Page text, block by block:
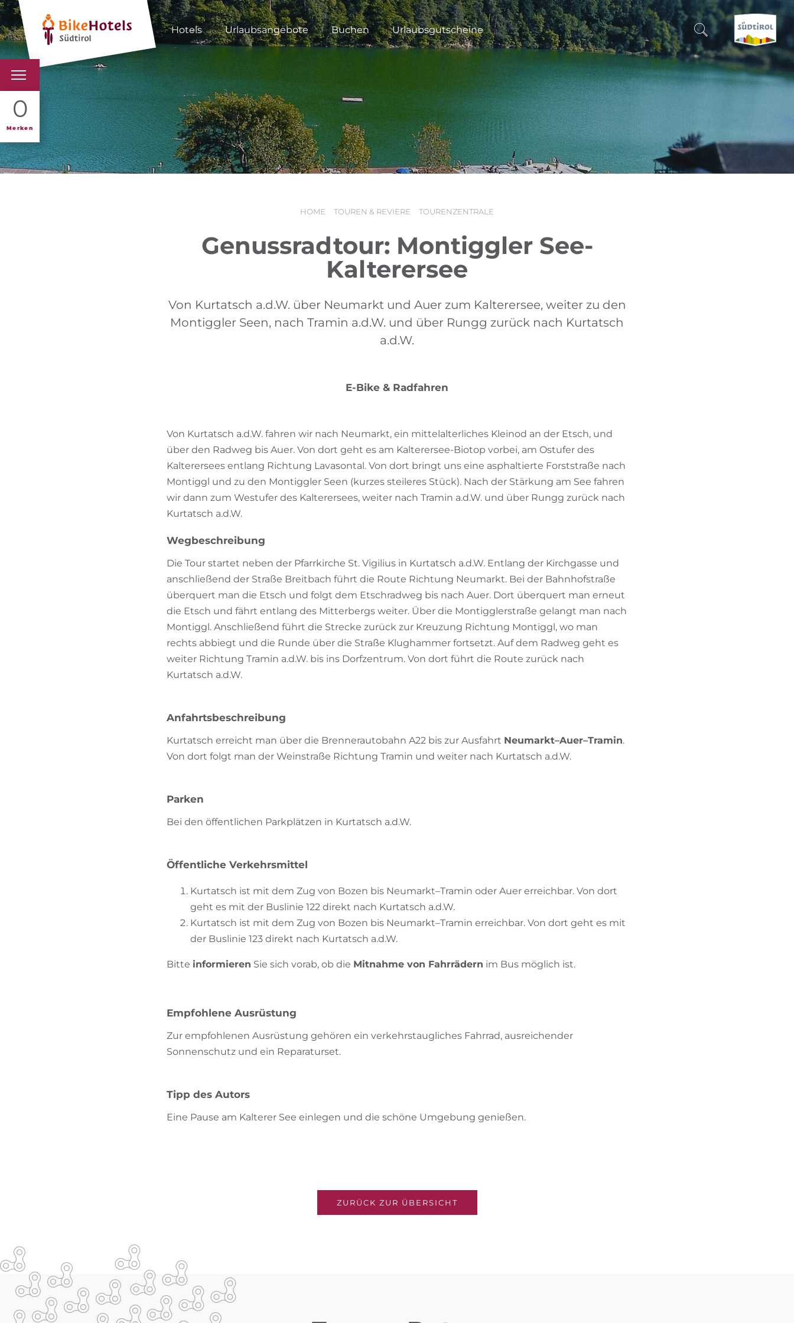
Hotels Urlaubsangebote Buchen Urlaubsgutscheine
0
Merken
BIKEHOTELS
HOTELS & PAKETE
TOUREN & REVIERE
SUCHEN & BUCHEN
ENTDECKE SÜDTIROL
WANN?
HOME TOUREN & REVIERE TOURENZENTRALE
Genussradtour: Montiggler See-
Kalterersee
Von Kurtatsch a.d.W. über Neumarkt und Auer zum Kalterersee, weiter zu den
Montiggler Seen, nach Tramin a.d.W. und über Rungg zurück nach Kurtatsch
a.d.W.
E-Bike & Radfahren
Von Kurtatsch a.d.W. fahren wir nach Neumarkt, ein mittelalterliches Kleinod an der Etsch, und
über den Radweg bis Auer. Von dort geht es am Kalterersee-Biotop vorbei, am Ostufer des
Kalterersees entlang Richtung Lavasontal. Von dort bringt uns eine asphaltierte Forststraße nach
Montiggl und zu den Montiggler Seen (kurzes steileres Stück). Nach der Stärkung am See fahren
wir dann zum Westufer des Kalterersees, weiter nach Tramin a.d.W. und über Rungg zurück nach
Kurtatsch a.d.W.
Wegbeschreibung
Die Tour startet neben der Pfarrkirche St. Vigilius in Kurtatsch a.d.W. Entlang der Kirchgasse und
anschließend der Straße Breitbach führt die Route Richtung Neumarkt. Bei der Bahnhofstraße
überquert man die Etsch und folgt dem Etschradweg bis nach Auer. Dort überquert man erneut
die Etsch und fährt entlang des Mitterbergs weiter. Über die Montigglerstraße gelangt man nach
Montiggl. Anschließend führt die Strecke zurück zur Kreuzung Richtung Montiggl, wo man
rechts abbiegt und die Runde über die Straße Klughammer fortsetzt. Auf dem Radweg geht es
weiter Richtung Tramin a.d.W. bis ins Dorfzentrum. Von dort führt die Route zurück nach
Kurtatsch a.d.W.
Anfahrtsbeschreibung
Kurtatsch erreicht man über die Brennerautobahn A22 bis zur Ausfahrt Neumarkt–Auer–Tramin.
Von dort folgt man der Weinstraße Richtung Tramin und weiter nach Kurtatsch a.d.W.
Parken
Bei den öffentlichen Parkplätzen in Kurtatsch a.d.W.
Öffentliche Verkehrsmittel
Kurtatsch ist mit dem Zug von Bozen bis Neumarkt–Tramin oder Auer erreichbar. Von dort
geht es mit der Buslinie 122 direkt nach Kurtatsch a.d.W.
Kurtatsch ist mit dem Zug von Bozen bis Neumarkt–Tramin erreichbar. Von dort geht es mit
der Buslinie 123 direkt nach Kurtatsch a.d.W.
Bitte informieren Sie sich vorab, ob die Mitnahme von Fahrrädern im Bus möglich ist.
Empfohlene Ausrüstung
Zur empfohlenen Ausrüstung gehören ein verkehrstaugliches Fahrrad, ausreichender
Sonnenschutz und ein Reparaturset.
Tipp des Autors
Eine Pause am Kalterer See einlegen und die schöne Umgebung genießen.
ZURÜCK ZUR ÜBERSICHT